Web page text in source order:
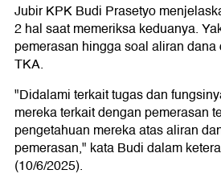
Jubir KPK Budi Prasetyo
2 hal saat memeriksa keduanya.
pemerasan hingga soal aliran
TKA.
"Didalami terkait tugas dan
mereka terkait dengan pemerasan
pengetahuan mereka atas aliran
pemerasan," kata Budi dalam
(10/6/2025).